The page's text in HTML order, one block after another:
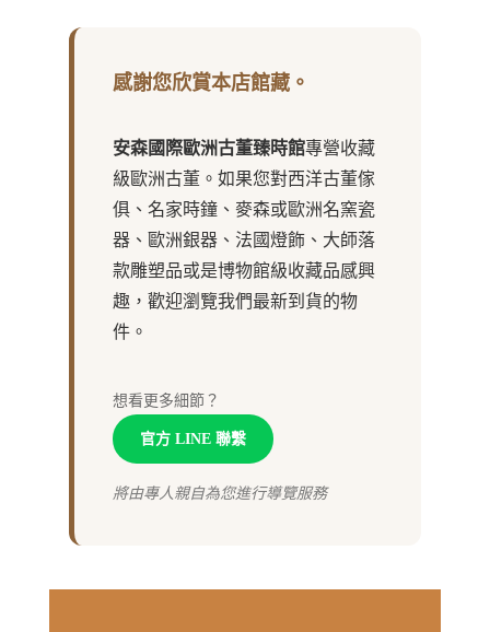
感謝您欣賞本店館藏。
安森國際歐洲古董臻時館專營收藏
級歐洲古董。如果您對西洋古董傢
俱、名家時鐘、麥森或歐洲名窯瓷
器、歐洲銀器、法國燈飾、大師落
款雕塑品或是博物館級收藏品感興
趣，歡迎瀏覽我們最新到貨的物
件。
想看更多細節？
官方 LINE 聯繫
將由專人親自為您進行導覽服務